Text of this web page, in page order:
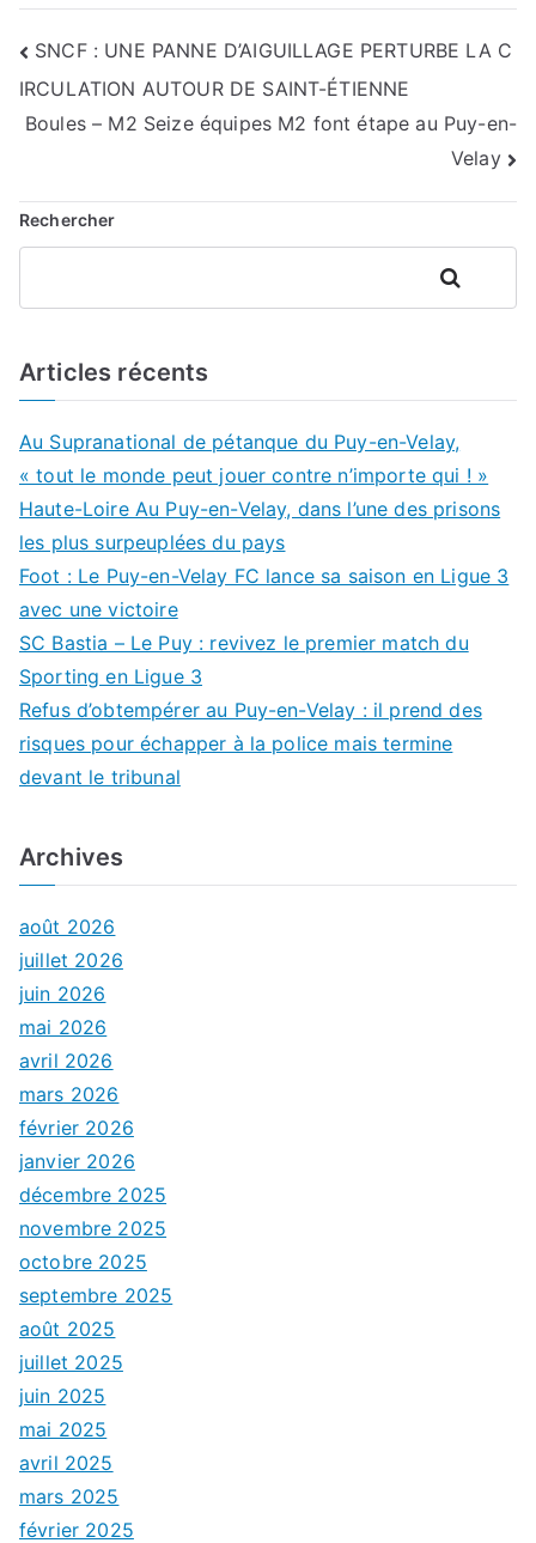
Navigation
de
SNCF : UNE PANNE D’AIGUILLAGE PERTURBE LA C
IRCULATION AUTOUR DE SAINT-ÉTIENNE
Boules – M2 Seize équipes M2 font étape au Puy-en-
Velay
Rechercher
Rechercher
Articles récents
Au Supranational de pétanque du Puy-en-Velay,
« tout le monde peut jouer contre n’importe qui ! »
Haute-Loire Au Puy-en-Velay, dans l’une des prisons
les plus surpeuplées du pays
Foot : Le Puy-en-Velay FC lance sa saison en Ligue 3
avec une victoire
SC Bastia – Le Puy : revivez le premier match du
Sporting en Ligue 3
Refus d’obtempérer au Puy-en-Velay : il prend des
risques pour échapper à la police mais termine
devant le tribunal
Archives
août 2026
juillet 2026
juin 2026
mai 2026
avril 2026
mars 2026
février 2026
janvier 2026
décembre 2025
novembre 2025
octobre 2025
septembre 2025
août 2025
juillet 2025
juin 2025
mai 2025
avril 2025
mars 2025
février 2025